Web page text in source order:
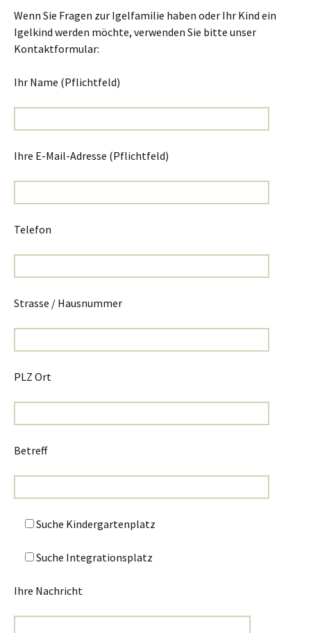
Wenn Sie Fragen zur Igelfamilie haben oder Ihr Kind ein
Igelkind werden möchte, verwenden Sie bitte unser
Kontaktformular:
Ihr Name (Pflichtfeld)
Ihre E-Mail-Adresse (Pflichtfeld)
Telefon
Strasse / Hausnummer
PLZ Ort
Betreff
Suche Kindergartenplatz
Suche Integrationsplatz
Ihre Nachricht